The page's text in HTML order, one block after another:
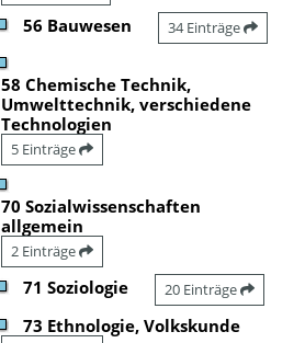
56 Bauwesen 34 Einträge
58 Chemische Technik,
Umwelttechnik, verschiedene
Technologien
5 Einträge
70 Sozialwissenschaften
allgemein
2 Einträge
71 Soziologie 20 Einträge
73 Ethnologie, Volkskunde